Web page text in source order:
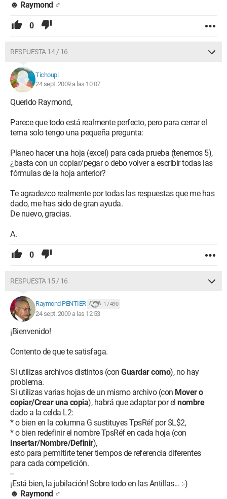
☻ Raymond ♂
0
RESPUESTA 14 / 16
Tichoupi
24 sept. 2009 a las 10:07
Querido Raymond,
Parece que todo está realmente perfecto, pero para cerrar el
tema solo tengo una pequeña pregunta:
Planeo hacer una hoja (excel) para cada prueba (tenemos 5),
¿basta con un copiar/pegar o debo volver a escribir todas las
fórmulas de la hoja anterior?
Te agradezco realmente por todas las respuestas que me has
dado, me has sido de gran ayuda.
De nuevo, gracias.
A.
0
RESPUESTA 15 / 16
Raymond PENTIER 17 490
24 sept. 2009 a las 12:53
¡Bienvenido!
Contento de que te satisfaga.
Si utilizas archivos distintos (con Guardar como), no hay
problema.
Si utilizas varias hojas de un mismo archivo (con Mover o
copiar/Crear una copia), habrá que adaptar por el nombre
dado a la celda L2:
* o bien en la columna G sustituyes TpsRéf por $L$2,
* o bien redefinir el nombre TpsRéf en cada hoja (con
Insertar/Nombre/Definir),
esto para permitirte tener tiempos de referencia diferentes
para cada competición.
--
¡Está bien, la jubilación! Sobre todo en las Antillas... :-)
☻ Raymond♂